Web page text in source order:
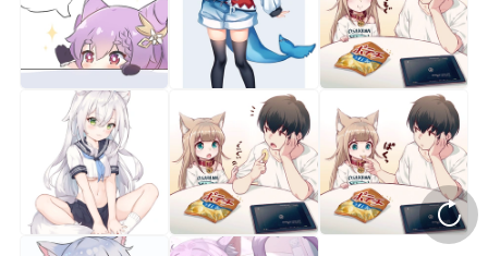
区发布非法内容 发现立即永久封号
官方公告